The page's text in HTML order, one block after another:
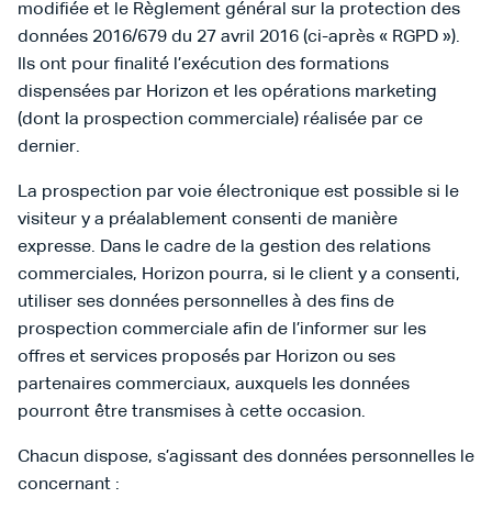
modifiée et le Règlement général sur la protection des
données 2016/679 du 27 avril 2016 (ci-après « RGPD »).
Ils ont pour finalité l’exécution des formations
dispensées par Horizon et les opérations marketing
(dont la prospection commerciale) réalisée par ce
dernier.
La prospection par voie électronique est possible si le
visiteur y a préalablement consenti de manière
expresse. Dans le cadre de la gestion des relations
commerciales, Horizon pourra, si le client y a consenti,
utiliser ses données personnelles à des fins de
prospection commerciale afin de l’informer sur les
offres et services proposés par Horizon ou ses
partenaires commerciaux, auxquels les données
pourront être transmises à cette occasion.
Chacun dispose, s’agissant des données personnelles le
concernant :